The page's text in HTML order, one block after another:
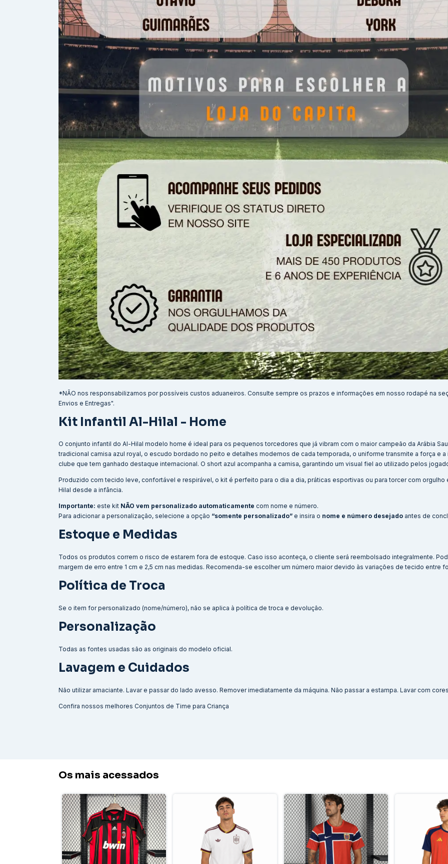
*NÃO nos responsabilizamos por possíveis custos aduaneiros. Consulte sempre os prazos e informações em nosso rodapé na
Envios e Entregas".
Kit Infantil Al-Hilal - Home
O conjunto infantil do Al-Hilal modelo home é ideal para os pequenos torcedores que já vibram com o maior campeão da Arábia
tradicional camisa azul royal, o escudo bordado no peito e detalhes modernos de cada temporada, o uniforme transmite a força e
clube que tem ganhado destaque internacional. O short azul acompanha a camisa, garantindo um visual fiel ao utilizado pelos
Produzido com tecido leve, confortável e respirável, o kit é perfeito para o dia a dia, práticas esportivas ou para torcer com orgulho
Hilal desde a infância.
Importante: este kit NÃO vem personalizado automaticamente com nome e número.
Para adicionar a personalização, selecione a opção “somente personalizado” e insira o nome e número desejado antes de
Estoque e Medidas
Todos os produtos correm o risco de estarem fora de estoque. Caso isso aconteça, o cliente será reembolsado integralmente.
margem de erro entre 1 cm e 2,5 cm nas medidas. Recomenda-se escolher um número maior devido às variações de tecido entre
Política de Troca
Se o item for personalizado (nome/número), não se aplica à política de troca e devolução.
Personalização
Todas as fontes usadas são as originais do modelo oficial.
Lavagem e Cuidados
Não utilizar amaciante. Lavar e passar do lado avesso. Remover imediatamente da máquina. Não passar a estampa. Lavar com
Confira nossos melhores Conjuntos de Time para Criança
Os mais acessados